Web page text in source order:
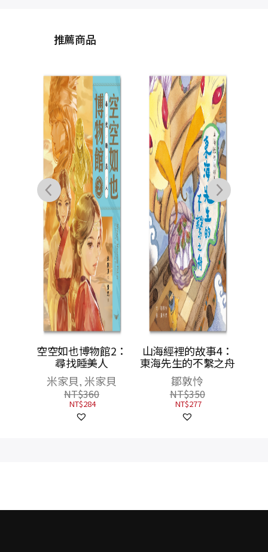
推薦商品
空空如也博物館2：
尋找睡美人
米家貝, 米家貝
NT$360
NT$284
山海經裡的故事4：
東海先生的不繫之舟
鄒敦怜
NT$350
NT$277